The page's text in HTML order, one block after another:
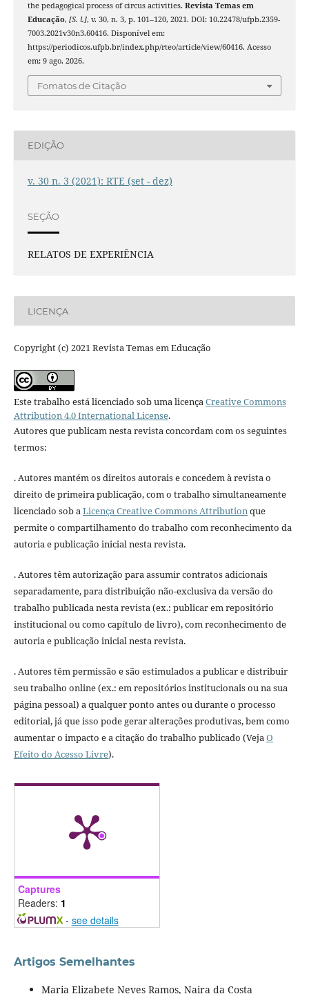
the pedagogical process of circus activities. Revista Temas em
Educação, [S. l.], v. 30, n. 3, p. 101–120, 2021. DOI: 10.22478/ufpb.2359-
7003.2021v30n3.60416. Disponível em:
https://periodicos.ufpb.br/index.php/rteo/article/view/60416. Acesso
em: 9 ago. 2026.
Fomatos de Citação
EDIÇÃO
v. 30 n. 3 (2021): RTE (set - dez)
SEÇÃO
RELATOS DE EXPERIÊNCIA
LICENÇA
Copyright (c) 2021 Revista Temas em Educação
Este trabalho está licenciado sob uma licençaCreative Commons
Attribution 4.0 International License.
Autores que publicam nesta revista concordam com os seguintes
termos:
. Autores mantém os direitos autorais e concedem à revista o
direito de primeira publicação, com o trabalho simultaneamente
licenciado sob aLicença Creative Commons Attributionque
permite o compartilhamento do trabalho com reconhecimento da
autoria e publicação inicial nesta revista.
. Autores têm autorização para assumir contratos adicionais
separadamente, para distribuição não-exclusiva da versão do
trabalho publicada nesta revista (ex.: publicar em repositório
institucional ou como capítulo de livro), com reconhecimento de
autoria e publicação inicial nesta revista.
. Autores têm permissão e são estimulados a publicar e distribuir
seu trabalho online (ex.: em repositórios institucionais ou na sua
página pessoal) a qualquer ponto antes ou durante o processo
editorial, já que isso pode gerar alterações produtivas, bem como
aumentar o impacto e a citação do trabalho publicado (VejaO
Efeito do Acesso Livre).
Captures
Readers: 1
- see details
Artigos Semelhantes
Maria Elizabete Neves Ramos, Naira da Costa